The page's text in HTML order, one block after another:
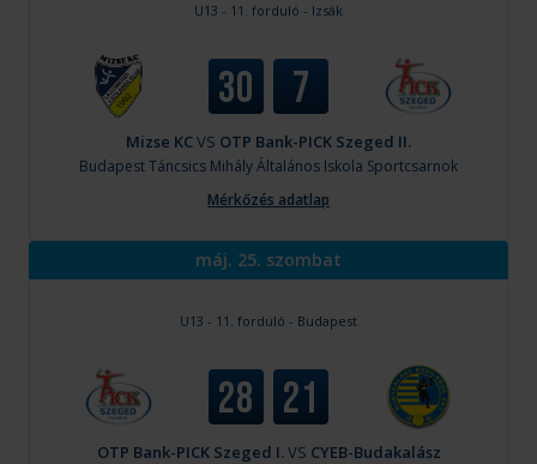
U13 - 11. forduló - Izsák
30 7
Mizse KCVS OTP Bank-PICK Szeged II.
BudapestTáncsics Mihály Általános Iskola Sportcsarnok
Mérkőzés adatlap
máj. 25. szombat
U13 - 11. forduló - Budapest
28 21
OTP Bank-PICK Szeged I.VS CYEB-Budakalász